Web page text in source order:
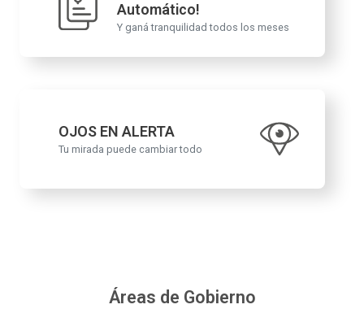
Automático!
Y ganá tranquilidad todos los meses
OJOS EN ALERTA
Tu mirada puede cambiar todo
Áreas de Gobierno